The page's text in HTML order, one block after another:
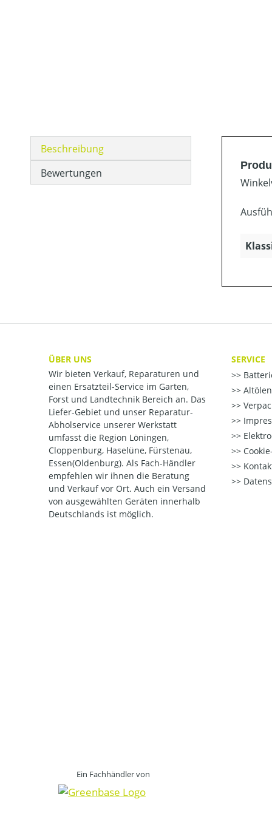
Beschreibung
Bewertungen
ÜBER UNS
Wir bieten Verkauf, Reparaturen und
einen Ersatzteil-Service im Garten,
Forst und Landtechnik Bereich an. Das
Liefer-Gebiet und unser Reparatur-
Abholservice unserer Werkstatt
umfasst die Region Löningen,
Cloppenburg, Haselüne, Fürstenau,
Essen(Oldenburg). Als Fach-Händler
empfehlen wir ihnen die Beratung
und Verkauf vor Ort. Auch ein Versand
von ausgewählten Geräten innerhalb
Deutschlands ist möglich.
SERVICE
Ein Fachhändler von